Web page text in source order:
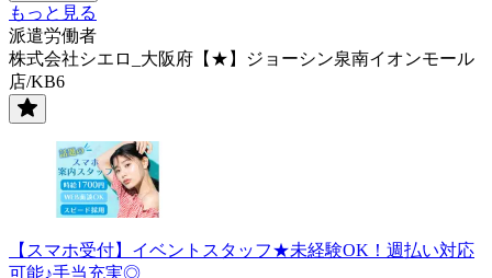
もっと見る
派遣労働者
株式会社シエロ_大阪府【★】ジョーシン泉南イオンモール
店/KB6
【スマホ受付】イベントスタッフ★未経験OK！週払い対応
可能♪手当充実◎